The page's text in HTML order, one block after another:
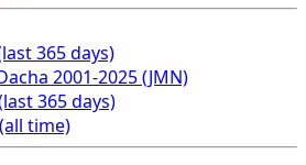
365 days)
2001-2025 (JMN)
365 days)
time)